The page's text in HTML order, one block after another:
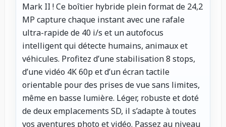
Mark II ! Ce boîtier hybride plein format de 24,2
MP capture chaque instant avec une rafale
ultra-rapide de 40 i/s et un autofocus
intelligent qui détecte humains, animaux et
véhicules. Profitez d’une stabilisation 8 stops,
d’une vidéo 4K 60p et d’un écran tactile
orientable pour des prises de vue sans limites,
même en basse lumière. Léger, robuste et doté
de deux emplacements SD, il s’adapte à toutes
vos aventures photo et vidéo. Passez au niveau